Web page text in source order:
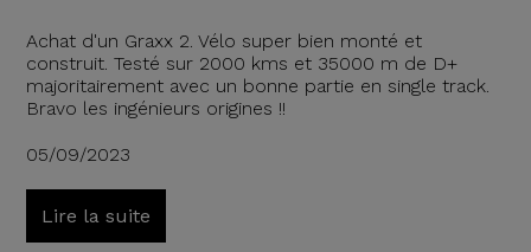
Achat d'un Graxx 2. Vélo super bien monté et
construit. Testé sur 2000 kms et 35000 m de D+
majoritairement avec un bonne partie en single track.
Bravo les ingénieurs origines !!
05/09/2023
Lire la suite